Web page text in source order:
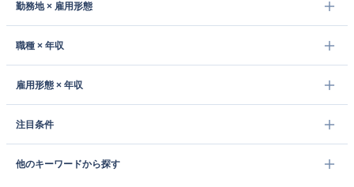
勤務地 × 雇用形態
職種 × 年収
雇用形態 × 年収
注目条件
他のキーワードから探す